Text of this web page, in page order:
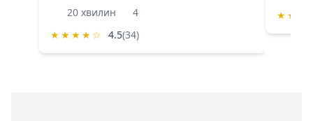
20 хвилин
4
★ ★ ★ ★ ☆ 4.5(34)
★ ★